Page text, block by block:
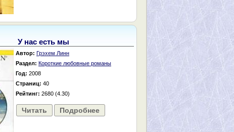
У нас есть мы
Автор: Грэхем Линн
Раздел: Короткие любовные романы
Год: 2008
Страниц: 40
Рейтинг: 2680 (4.30)
Читать Подробнее